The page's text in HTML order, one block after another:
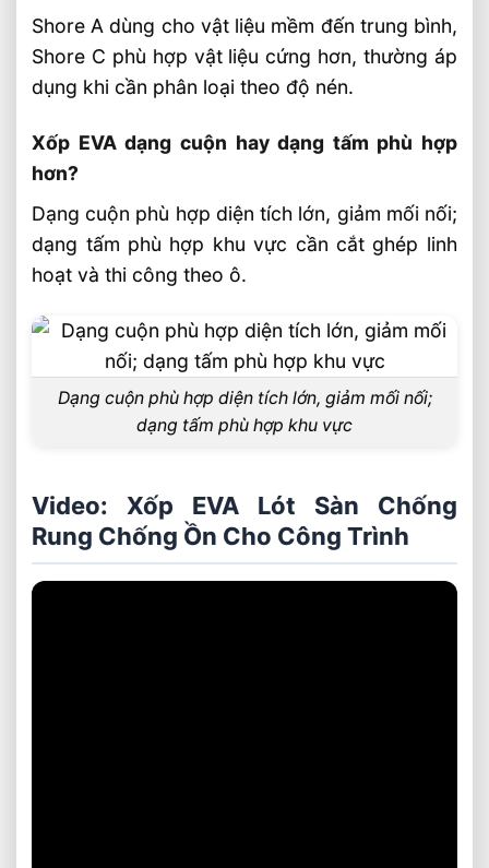
Shore A dùng cho vật liệu mềm đến trung bình,
Shore C phù hợp vật liệu cứng hơn, thường áp
dụng khi cần phân loại theo độ nén.
Xốp EVA dạng cuộn hay dạng tấm phù hợp
hơn?
Dạng cuộn phù hợp diện tích lớn, giảm mối nối;
dạng tấm phù hợp khu vực cần cắt ghép linh
hoạt và thi công theo ô.
Dạng cuộn phù hợp diện tích lớn, giảm mối nối;
dạng tấm phù hợp khu vực
Video: Xốp EVA Lót Sàn Chống
Rung Chống Ồn Cho Công Trình